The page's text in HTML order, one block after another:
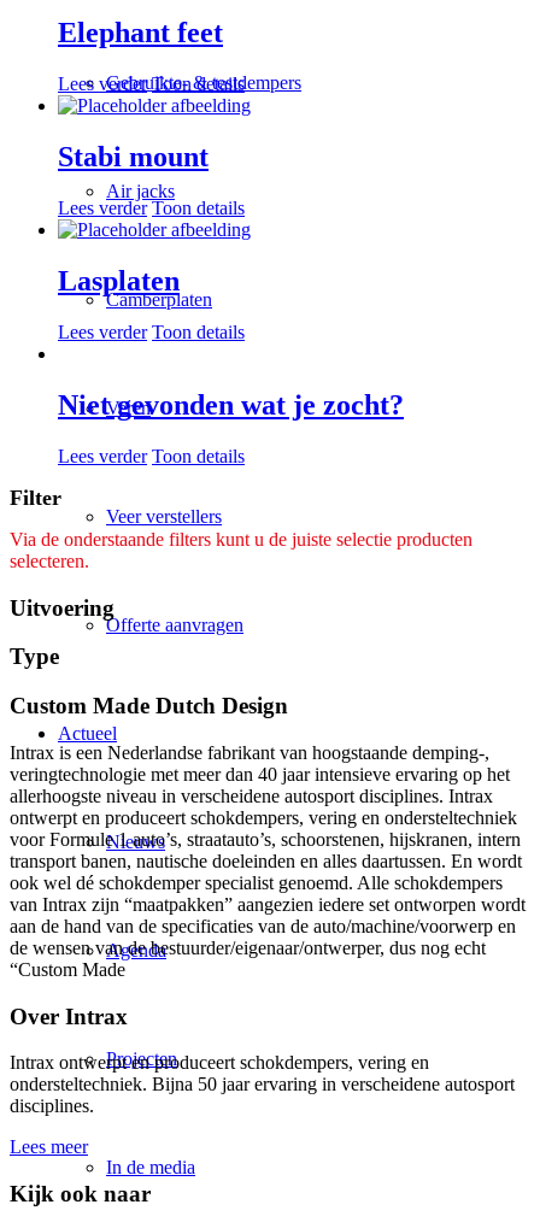
Gebruikte- & testdempers
Air jacks
Camberplaten
Veren
Veer verstellers
Offerte aanvragen
Actueel
Nieuws
Agenda
Projecten
In de media
Elephant feet
Lees verder Toon details
Stabi mount
Lees verder Toon details
Lasplaten
Lees verder Toon details
Niet gevonden wat je zocht?
Lees verder Toon details
Filter
Via de onderstaande filters kunt u de juiste selectie producten
selecteren.
Uitvoering
Type
Custom Made Dutch Design
Intrax is een Nederlandse fabrikant van hoogstaande demping-,
veringtechnologie met meer dan 40 jaar intensieve ervaring op het
allerhoogste niveau in verscheidene autosport disciplines. Intrax
ontwerpt en produceert schokdempers, vering en ondersteltechniek
voor Formule 1 auto’s, straatauto’s, schoorstenen, hijskranen, intern
transport banen, nautische doeleinden en alles daartussen. En wordt
ook wel dé schokdemper specialist genoemd. Alle schokdempers
van Intrax zijn “maatpakken” aangezien iedere set ontworpen wordt
aan de hand van de specificaties van de auto/machine/voorwerp en
de wensen van de bestuurder/eigenaar/ontwerper, dus nog echt
“Custom Made
Over Intrax
Intrax ontwerpt en produceert schokdempers, vering en
ondersteltechniek. Bijna 50 jaar ervaring in verscheidene autosport
disciplines.
Lees meer
Kijk ook naar